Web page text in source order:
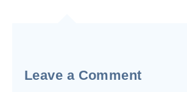
Leave a Comment